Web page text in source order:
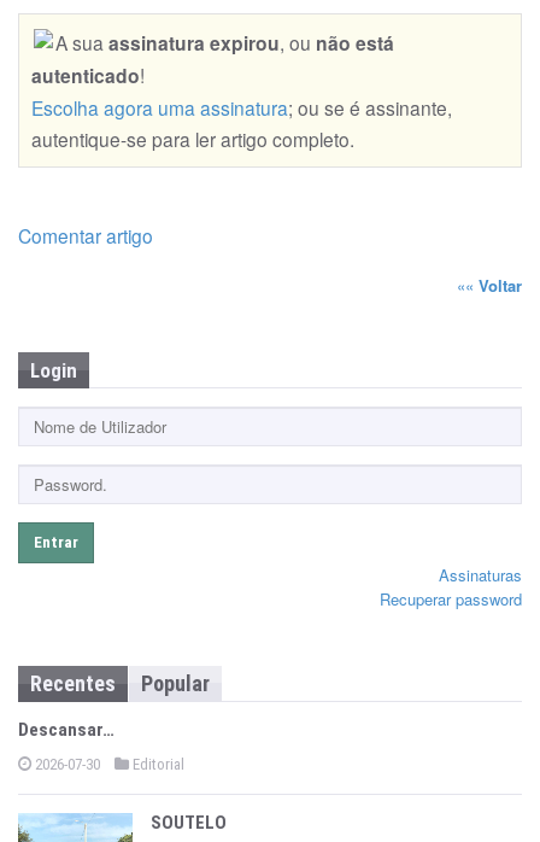
A sua assinatura expirou, ou não está
autenticado!
Escolha agora uma assinatura; ou se é assinante,
autentique-se para ler artigo completo.
Comentar artigo
«« Voltar
Login
Entrar
Assinaturas
Recuperar password
Recentes Popular
Descansar…
2026-07-30 Editorial
SOUTELO